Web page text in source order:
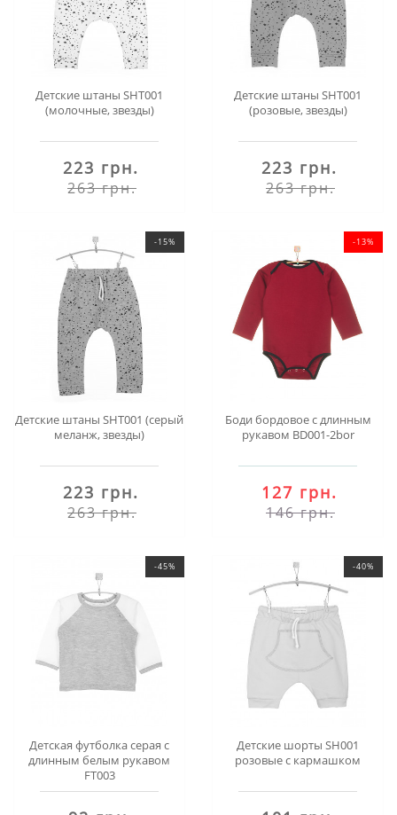
Детские штаны SHT001
(молочные, звезды)
223 грн.
263 грн.
Детские штаны SHT001
(розовые, звезды)
223 грн.
263 грн.
-15%
Детские штаны SHT001 (серый
меланж, звезды)
223 грн.
263 грн.
-13%
Боди бордовое с длинным
рукавом BD001-2bor
127 грн.
146 грн.
-45%
Детская футболка серая с
длинным белым рукавом
FT003
-40%
Детские шорты SH001
розовые с кармашком